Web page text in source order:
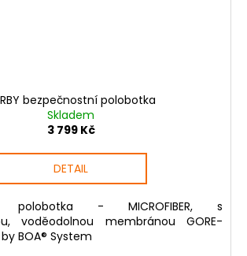
bezpečnostní polobotka
Skladem
3 799 Kč
DETAIL
polobotka - MICROFIBER, s
voděodolnou membránou GORE-
BOA® System